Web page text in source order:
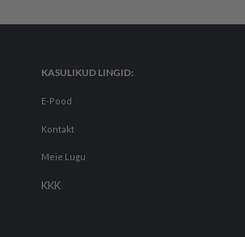
KASULIKUD LINGID:
E-Pood
Kontakt
Meie Lugu
KKK